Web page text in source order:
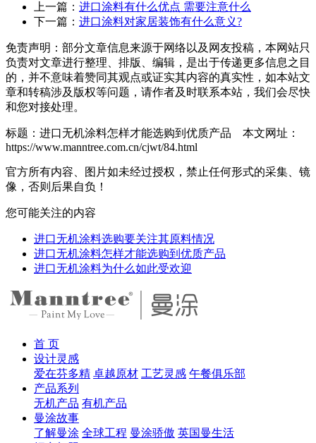
上一篇： 进口涂料有什么优点 需要注意什么
下一篇： 进口涂料对家居装饰有什么意义?
免责声明：部分文章信息来源于网络以及网友投稿，本网站只
负责对文章进行整理、排版、编辑，是出于传递更多信息之目
的，并不意味着赞同其观点或证实其内容的真实性，如本站文
章和转稿涉及版权等问题，请作者及时联系本站，我们会尽快
和您对接处理。
标题：进口无机涂料怎样才能选购到优质产品 本文网址：
https://www.manntree.com.cn/cjwt/84.html
官方所有内容、图片如未经过授权，禁止任何形式的采集、镜
像，否则后果自负！
您可能关注的内容
进口无机涂料选购要关注其原料情况
进口无机涂料怎样才能选购到优质产品
进口无机涂料为什么如此受欢迎
首 页
设计灵感
爱在芬多精 卓越原材 工艺灵感 午餐俱乐部
产品系列
无机产品 有机产品
曼涂故事
了解曼涂 全球工程 曼涂骄傲 英国曼生活